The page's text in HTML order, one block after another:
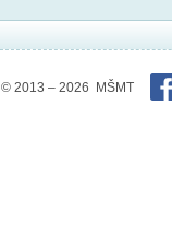
© 2013 – 2026 MŠMT